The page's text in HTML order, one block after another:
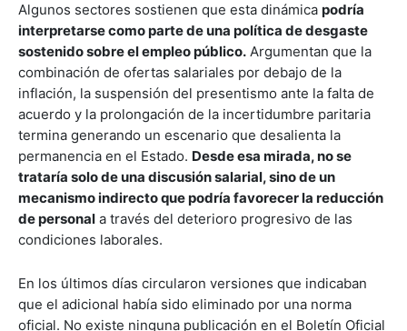
Algunos sectores sostienen que esta dinámica podría
interpretarse como parte de una política de desgaste
sostenido sobre el empleo público. Argumentan que la
combinación de ofertas salariales por debajo de la
inflación, la suspensión del presentismo ante la falta de
acuerdo y la prolongación de la incertidumbre paritaria
termina generando un escenario que desalienta la
permanencia en el Estado. Desde esa mirada, no se
trataría solo de una discusión salarial, sino de un
mecanismo indirecto que podría favorecer la reducción
de personal a través del deterioro progresivo de las
condiciones laborales.
En los últimos días circularon versiones que indicaban
que el adicional había sido eliminado por una norma
oficial. No existe ninguna publicación en el Boletín Oficial